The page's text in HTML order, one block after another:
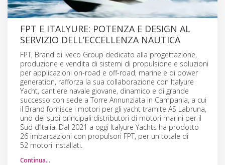
FPT E ITALYURE: POTENZA E DESIGN AL
SERVIZIO DELL’ECCELLENZA NAUTICA
FPT, Brand di Iveco Group dedicato alla progettazione,
produzione e vendita di sistemi di propulsione e soluzioni
per applicazioni on-road e off-road, marine e di power
generation, rafforza la sua collaborazione con Italyure
Yacht, cantiere navale giovane, dinamico e di grande
successo con sede a Torre Annunziata in Campania, a cui
il Brand fornisce i motori per gli yacht tramite AS Labruna,
uno dei suoi principali distributori di motori marini per il
Sud d’Italia. Dal 2021 a oggi Italyure Yachts ha prodotto
26 imbarcazioni con propulsori FPT, per un totale di
52 motori installati.
Continua…